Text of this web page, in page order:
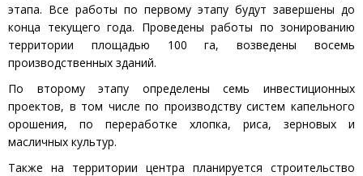
этапа. Все работы по первому этапу будут завершены до
конца текущего года. Проведены работы по зонированию
территории площадью 100 га, возведены восемь
производственных зданий.
По второму этапу определены семь инвестиционных
проектов, в том числе по производству систем капельного
орошения, по переработке хлопка, риса, зерновых и
масличных культур.
Также на территории центра планируется строительство